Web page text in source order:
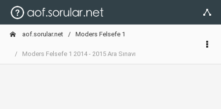
aof.sorular.net Moders Felsefe 1
Moders Felsefe 1 2014 - 2015 Ara Sınavı